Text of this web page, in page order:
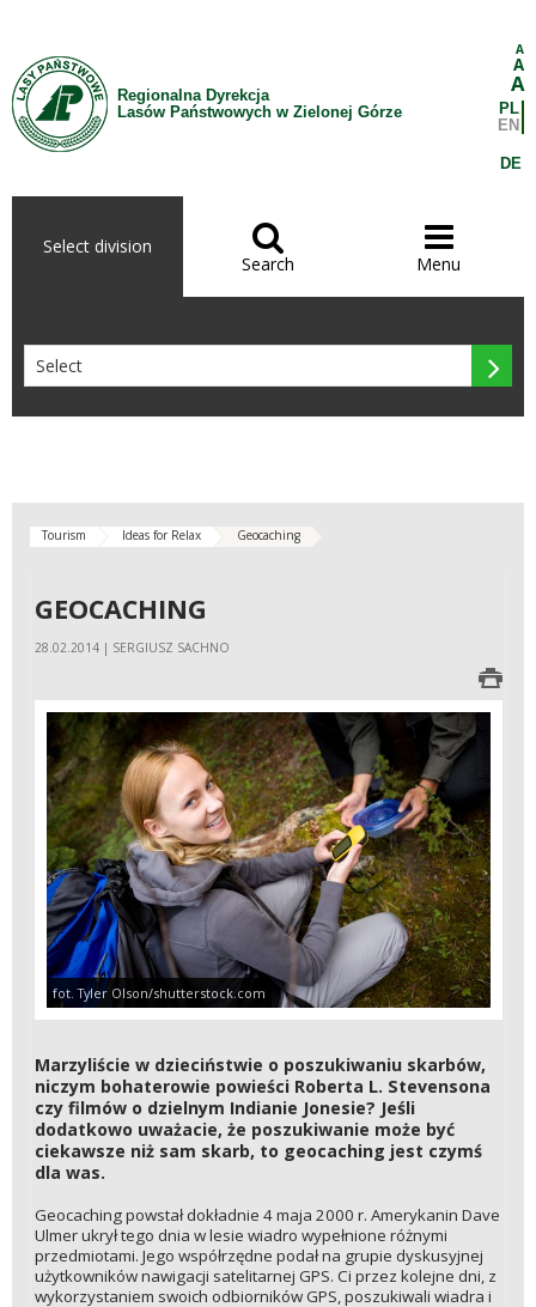
Regionalna Dyrekcja
Lasów Państwowych w Zielonej Górze
A
A
A
PL
EN
DE
Select division 
Search

Menu

Tourism Ideas for Relax Geocaching
GEOCACHING
28.02.2014 | SERGIUSZ SACHNO
fot. Tyler Olson/shutterstock.com
Marzyliście w dzieciństwie o poszukiwaniu skarbów,
niczym bohaterowie powieści Roberta L. Stevensona
czy filmów o dzielnym Indianie Jonesie? Jeśli
dodatkowo uważacie, że poszukiwanie może być
ciekawsze niż sam skarb, to geocaching jest czymś
dla was.
Geocaching powstał dokładnie 4 maja 2000 r. Amerykanin Dave
Ulmer ukrył tego dnia w lesie wiadro wypełnione różnymi
przedmiotami. Jego współrzędne podał na grupie dyskusyjnej
użytkowników nawigacji satelitarnej GPS. Ci przez kolejne dni, z
wykorzystaniem swoich odbiorników GPS, poszukiwali wiadra i